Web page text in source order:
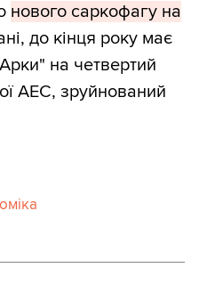
нового саркофагу на
до кінця року має
на четвертий
АЕС, зруйнований